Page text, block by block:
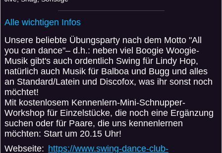
Alle wichtigen Infos
Unsere beliebte Übungsparty nach dem Motto "All
you can dance"– d.h.: neben viel Boogie Woogie-
Musik gibt's auch ordentlich Swing für Lindy Hop,
natürlich auch Musik für Balboa und Bugg und alles
an Standard/Latein und Discofox, was ihr sonst noch
möchtet!
Mit kostenlosem Kennenlern-Mini-Schnupper-
Workshop für Einzelstücke, die noch eine Ergänzung
suchen oder für Paare, die uns kennenlernen
möchten: Start um 20.15 Uhr!
Webseite: https://www.swing-dance-club-